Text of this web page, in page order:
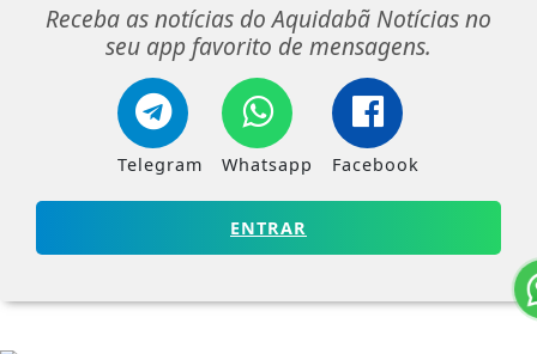
Receba as notícias do Aquidabã Notícias no
seu app favorito de mensagens.
Telegram Whatsapp Facebook
ENTRAR